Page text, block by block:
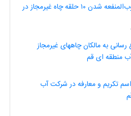
پر و مسلوب‌المنفعه شدن ۱۰ حلقه چاه غیرمجاز در
به مالکان چاههای غیرمجاز
منطقه ای قم
تکریم و معارفه در شرکت آب